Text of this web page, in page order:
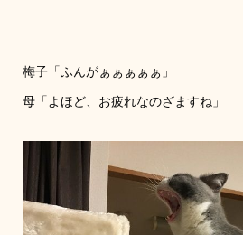
梅子「ふんがぁぁぁぁぁ」
母「よほど、お疲れなのざますね」